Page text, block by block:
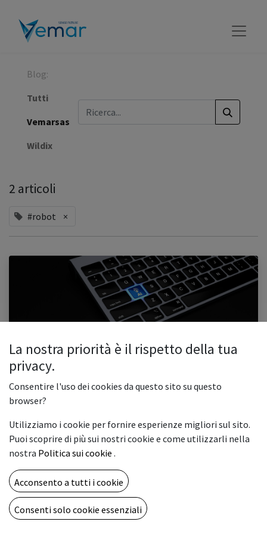
Blog:
Tutti
Vemarsas
Wildix
2 articoli
#robot ×
L’Innovazione del secolo: l’IA
1. Introduzione 2. IA: cos’è, tipologie 3. Come si addestra un’IA 4. Quanto è
utile l’IA Negli ultimi anni, l'intelligenza artificiale è passata da essere semplice
fantascienza a realtà quotidiana. No...
0 2262
La nostra priorità è il rispetto della tua
privacy.
Consentire l'uso dei cookies da questo sito su questo
browser?
Utilizziamo i cookie per fornire esperienze migliori sul sito.
Puoi scoprire di più sui nostri cookie e come utilizzarli nella
nostra Politica sui cookie .
Acconsento a tutti i cookie
Consenti solo cookie essenziali